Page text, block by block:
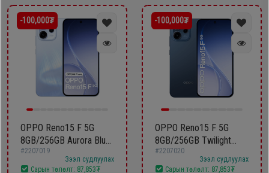
шүүгээ
Эйр
кондишн
кондишн
Samsung
-100,000₮
OPPO Reno15 F 5G
8GB/256GB Aurora Blue
CPH2801
#2207019
Зээл судлуулах
Сарын төлөлт: 87,853₮
-100,000₮
OPPO Reno15 F 5G
8GB/256GB Twilight
Blue CPH2801
#2207020
Зээл судлуулах
Сарын төлөлт: 87,853₮